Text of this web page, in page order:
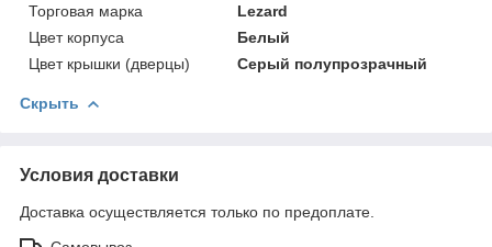
Торговая марка
Lezard
Цвет корпуса
Белый
Цвет крышки (дверцы)
Серый полупрозрачный
Скрыть
Условия доставки
Доставка осуществляется только по предоплате.